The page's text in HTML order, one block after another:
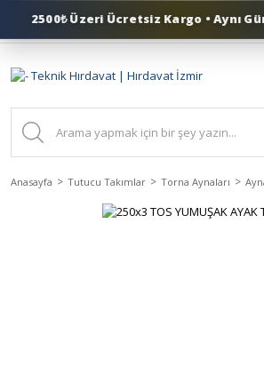
Anasayfa Tutucu Takımlar Torna Aynaları
2500₺ Üzeri Ücretsiz Kargo • Aynı